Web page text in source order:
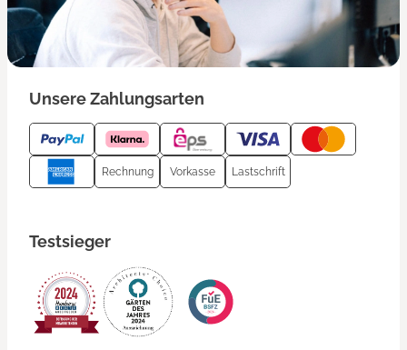
Unsere Zahlungsarten
Rechnung Vorkasse Lastschrift
Testsieger